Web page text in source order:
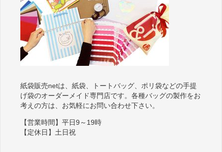
紙袋販売netは、紙袋、トートバッグ、ポリ袋などの手提
げ袋のオーダーメイド専門店です。各種バッグの製作をお
考えの方は、お気軽にお問い合わせ下さい。
【営業時間】平日9～19時
【定休日】土日祝